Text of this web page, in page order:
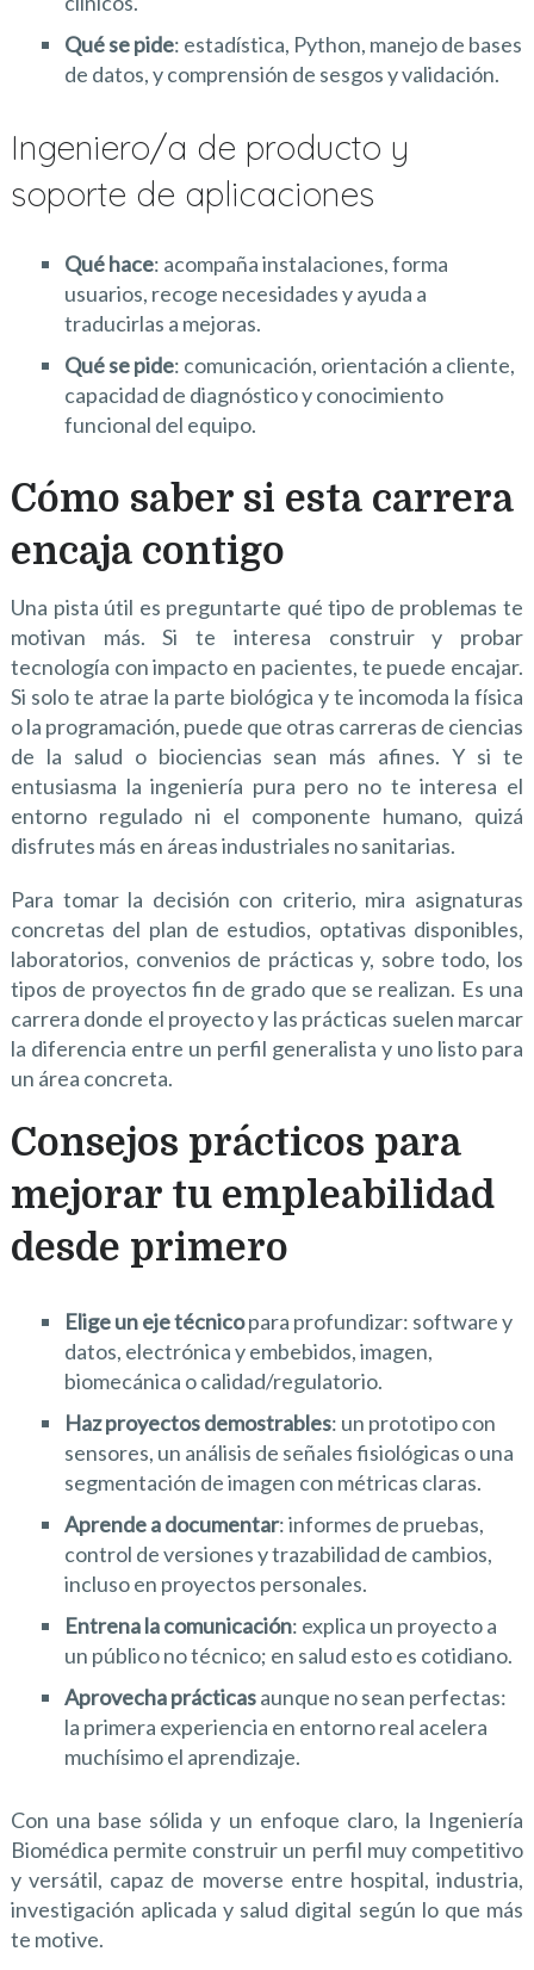
Qué se pide: estadística, Python, manejo de bases
de datos, y comprensión de sesgos y validación.
Ingeniero/a de producto y
soporte de aplicaciones
Qué hace: acompaña instalaciones, forma
usuarios, recoge necesidades y ayuda a
traducirlas a mejoras.
Qué se pide: comunicación, orientación a cliente,
capacidad de diagnóstico y conocimiento
funcional del equipo.
Cómo saber si esta carrera
encaja contigo
Una pista útil es preguntarte qué tipo de problemas te
motivan más. Si te interesa construir y probar
tecnología con impacto en pacientes, te puede encajar.
Si solo te atrae la parte biológica y te incomoda la física
o la programación, puede que otras carreras de ciencias
de la salud o biociencias sean más afines. Y si te
entusiasma la ingeniería pura pero no te interesa el
entorno regulado ni el componente humano, quizá
disfrutes más en áreas industriales no sanitarias.
Para tomar la decisión con criterio, mira asignaturas
concretas del plan de estudios, optativas disponibles,
laboratorios, convenios de prácticas y, sobre todo, los
tipos de proyectos fin de grado que se realizan. Es una
carrera donde el proyecto y las prácticas suelen marcar
la diferencia entre un perfil generalista y uno listo para
un área concreta.
Consejos prácticos para
mejorar tu empleabilidad
desde primero
Elige un eje técnicopara profundizar: software y
datos, electrónica y embebidos, imagen,
biomecánica o calidad/regulatorio.
Haz proyectos demostrables: un prototipo con
sensores, un análisis de señales fisiológicas o una
segmentación de imagen con métricas claras.
Aprende a documentar: informes de pruebas,
control de versiones y trazabilidad de cambios,
incluso en proyectos personales.
Entrena la comunicación: explica un proyecto a
un público no técnico; en salud esto es cotidiano.
Aprovecha prácticasaunque no sean perfectas:
la primera experiencia en entorno real acelera
muchísimo el aprendizaje.
Con una base sólida y un enfoque claro, la Ingeniería
Biomédica permite construir un perfil muy competitivo
y versátil, capaz de moverse entre hospital, industria,
investigación aplicada y salud digital según lo que más
te motive.